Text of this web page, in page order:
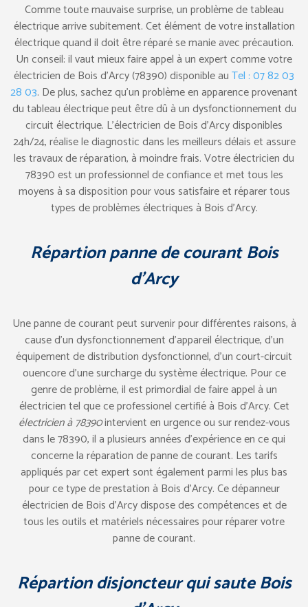
Comme toute mauvaise surprise, un problème de tableau
électrique arrive subitement. Cet élément de votre installation
électrique quand il doit être réparé se manie avec précaution.
Un conseil: il vaut mieux faire appel à un expert comme votre
électricien de Bois d’Arcy (78390) disponible auTel : 07 82 03
28 03. De plus, sachez qu’un problème en apparence provenant
du tableau électrique peut être dû à un dysfonctionnement du
circuit électrique. L’électricien de Bois d’Arcy disponibles
24h/24, réalise le diagnostic dans les meilleurs délais et assure
les travaux de réparation, à moindre frais. Votre électricien du
78390 est un professionnel de confiance et met tous les
moyens à sa disposition pour vous satisfaire et réparer tous
types de problèmes électriques à Bois d’Arcy.
Répartion panne de courant Bois
d’Arcy
Une panne de courant peut survenir pour différentes raisons, à
cause d’un dysfonctionnement d’appareil électrique, d’un
équipement de distribution dysfonctionnel, d’un court-circuit
ouencore d’une surcharge du système électrique. Pour ce
genre de problème, il est primordial de faire appel à un
électricien tel que ce professionel certifié à Bois d’Arcy. Cet
électricien à 78390intervient en urgence ou sur rendez-vous
dans le 78390, il a plusieurs années d’expérience en ce qui
concerne la réparation de panne de courant. Les tarifs
appliqués par cet expert sont également parmi les plus bas
pour ce type de prestation à Bois d’Arcy. Ce dépanneur
électricien de Bois d’Arcy dispose des compétences et de
tous les outils et matériels nécessaires pour réparer votre
panne de courant.
Répartion disjoncteur qui saute Bois